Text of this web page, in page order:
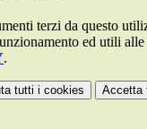
terzi da questo
ed utili
.
tutti i cookies Accetta